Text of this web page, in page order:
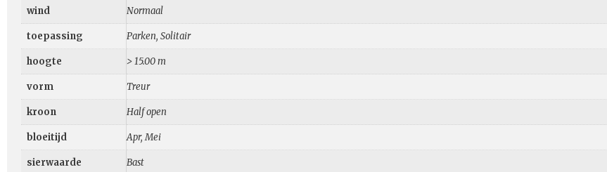
wind Normaal
toepassing Parken, Solitair
hoogte > 15.00 m
vorm Treur
kroon Half open
bloeitijd Apr, Mei
sierwaarde Bast